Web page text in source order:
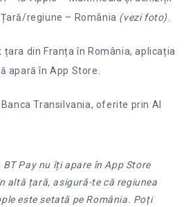
regiune – România (vezi foto).
țara din Franța în România, aplicația
apară în App Store.
Transilvania, oferite prin AI
BT Pay nu îți apare în App Store
altă țară, asigură-te că regiunea
este setată pe România. Poți